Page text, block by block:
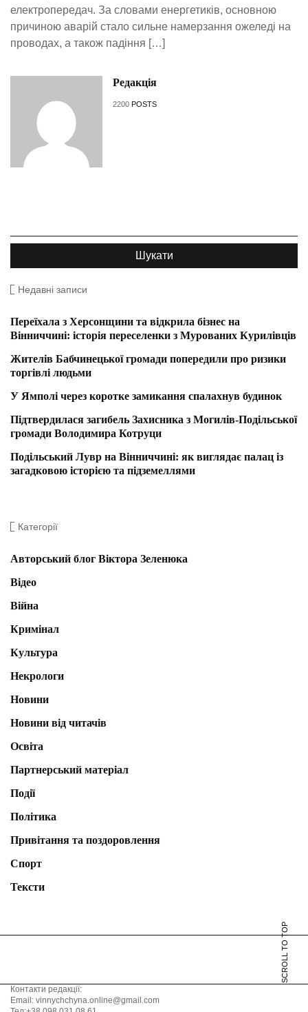
електропередач. За словами енергетиків, основною
причиною аварій стало сильне намерзання ожеледі на
проводах, а також падіння […]
Редакція
2200 POSTS
Недавні записи
Переїхала з Херсонщини та відкрила бізнес на
Вінниччині: історія переселенки з Мурованих Курилівців
Жителів Бабчинецької громади попередили про ризики
торгівлі людьми
У Ямполі через коротке замикання спалахнув будинок
Підтвердилася загибель Захисника з Могилів-Подільської
громади Володимира Котруци
Подільський Лувр на Вінниччині: як виглядає палац із
загадковою історією та підземеллями
Категорії
Авторський блог Віктора Зеленюка
Відео
Війна
Кримінал
Культура
Некрологи
Новини
Новини від читачів
Освіта
Партнерський матеріал
Події
Політика
Привітання та поздоровлення
Спорт
Тексти
SCROLL TO TOP
Контакти редакції:
Email: vinnychchyna.online@gmail.com